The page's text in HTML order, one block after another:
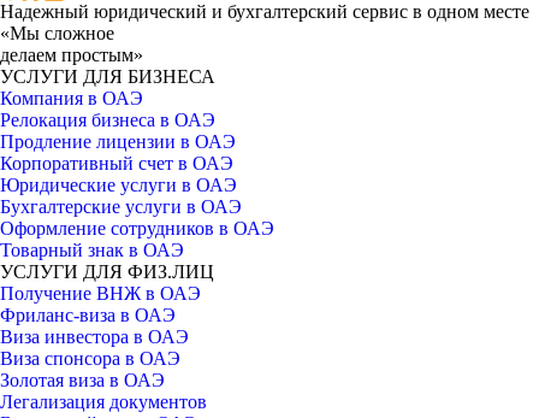
Надежный юридический и бухгалтерский сервис в одном месте
«Мы сложное
делаем простым»
УСЛУГИ ДЛЯ БИЗНЕСА
Компания в ОАЭ
Релокация бизнеса в ОАЭ
Продление лицензии в ОАЭ
Корпоративный счет в ОАЭ
Юридические услуги в ОАЭ
Бухгалтерские услуги в ОАЭ
Оформление сотрудников в ОАЭ
Товарный знак в ОАЭ
УСЛУГИ ДЛЯ ФИЗ.ЛИЦ
Получение ВНЖ в ОАЭ
Фриланс-виза в ОАЭ
Виза инвестора в ОАЭ
Виза спонсора в ОАЭ
Золотая виза в ОАЭ
Легализация документов